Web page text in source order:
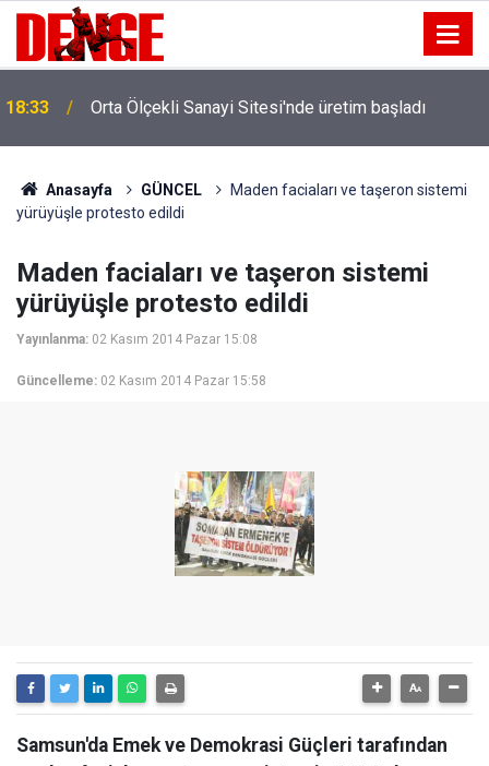
18:33 Orta Ölçekli Sanayi Sitesi'nde üretim başladı
Anasayfa GÜNCEL
Maden faciaları ve taşeron sistemi
yürüyüşle protesto edildi
Maden faciaları ve taşeron sistemi
yürüyüşle protesto edildi
Yayınlanma: 02 Kasım 2014 Pazar 15:08
Güncelleme: 02 Kasım 2014 Pazar 15:58
Samsun'da Emek ve Demokrasi Güçleri tarafından